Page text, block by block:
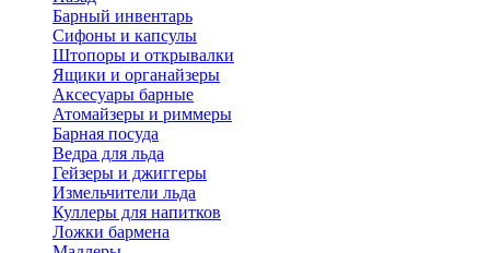
Барный инвентарь
Сифоны и капсулы
Штопоры и открывалки
Ящики и органайзеры
Аксесуары барные
Атомайзеры и риммеры
Барная посуда
Ведра для льда
Гейзеры и джиггеры
Измельчители льда
Куллеры для напитков
Ложки бармена